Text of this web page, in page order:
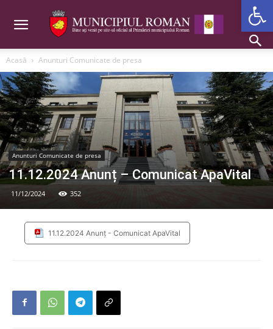
Acasă Anunturi Comunicate de presa
Anunturi Comunicate de presa
11.12.2024 Anunț – Comunicat ApaVital
11/12/2024 352
11.12.2024 Anunț - Comunicat ApaVital